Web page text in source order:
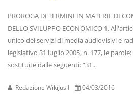
PROROGA DI TERMINI IN MATERIE DI
DELLO SVILUPPO ECONOMICO 1.
unico dei servizi di media audiovisivi e
legislativo 31 luglio 2005, n. 177, le
sostituite dalle seguenti: “31...
Redazione WikiJus I 04/03/2016